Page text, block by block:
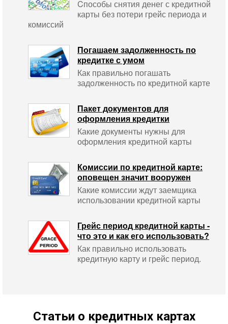
Cпособы снятия денег с кредитной
карты без потери грейс периода и
комиссий
Погашаем задолженность по
кредитке с умом
Как правильно погашать
задолженность по кредитной карте
Пакет документов для
оформления кредитки
Какие документы нужны для
оформления кредитной карты
Комиссии по кредитной карте:
оповещен значит вооружен
Какие комиссии ждут заемщика
использовании кредитной карты
Грейс период кредитной карты -
что это и как его использовать?
Как правильно использовать
кредитную карту и грейс период.
Статьи о кредитных картах